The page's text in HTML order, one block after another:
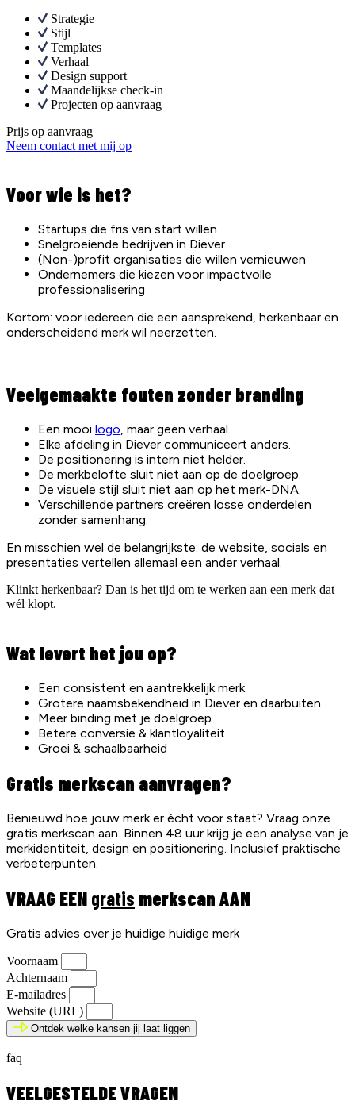
Strategie
Stijl
Templates
Verhaal
Design support
Maandelijkse check-in
Projecten op aanvraag
Prijs op aanvraag
Neem contact met mij op
Voor wie is het?
Startups die fris van start willen
Snelgroeiende bedrijven in Diever
(Non-)profit organisaties die willen vernieuwen
Ondernemers die kiezen voor impactvolle
professionalisering
Kortom: voor iedereen die een aansprekend, herkenbaar en
onderscheidend merk wil neerzetten.
Veelgemaakte fouten zonder branding
Een mooi logo, maar geen verhaal.
Elke afdeling in Diever communiceert anders.
De positionering is intern niet helder.
De merkbelofte sluit niet aan op de doelgroep.
De visuele stijl sluit niet aan op het merk-DNA.
Verschillende partners creëren losse onderdelen
zonder samenhang.
En misschien wel de belangrijkste: de website, socials en
presentaties vertellen allemaal een ander verhaal.
Klinkt herkenbaar? Dan is het tijd om te werken aan een merk dat
wél klopt.
Wat levert het jou op?
Een consistent en aantrekkelijk merk
Grotere naamsbekendheid in Diever en daarbuiten
Meer binding met je doelgroep
Betere conversie & klantloyaliteit
Groei & schaalbaarheid
Gratis merkscan aanvragen?
Benieuwd hoe jouw merk er écht voor staat? Vraag onze
gratis merkscan aan. Binnen 48 uur krijg je een analyse van je
merkidentiteit, design en positionering. Inclusief praktische
verbeterpunten.
VRAAG EEN gratis merkscan AAN
Gratis advies over je huidige huidige merk
Voornaam
Achternaam
E-mailadres
Website (URL)
Ontdek welke kansen jij laat liggen
faq
VEELGESTELDE VRAGEN